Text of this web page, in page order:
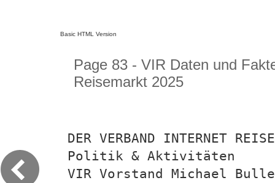
Basic HTML Version
Page 83 - VIR Daten und
Reisemarkt 2025
DER VERBAND INTERNET
Politik & Aktivitäten
VIR Vorstand Michael